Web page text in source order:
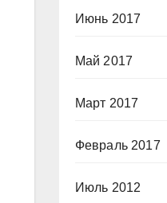
Июнь 2017
Май 2017
Март 2017
Февраль 2017
Июль 2012